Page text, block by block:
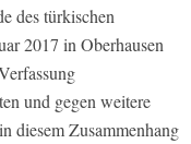
des türkischen
2017 in Oberhausen
und gegen weitere
diesem Zusammenhang